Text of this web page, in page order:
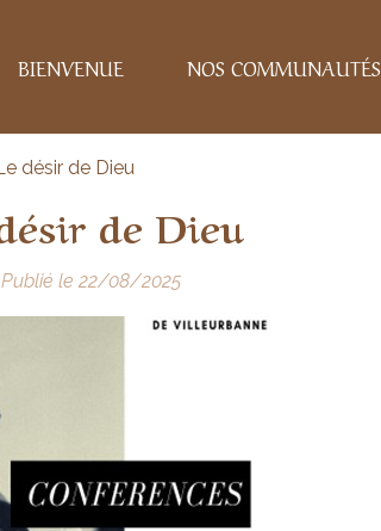
BIENVENUE NOS COMMUNAUTÉS
désir de Dieu
de Dieu
Publié le 22/08/2025